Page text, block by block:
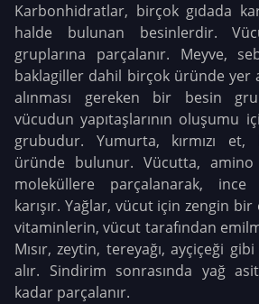
Karbonhidratlar, birçok gıdada
halde bulunan besinlerdir.
gruplarına parçalanır. Meyve,
baklagiller dahil birçok üründe yer
alınması gereken bir besin
vücudun yapıtaşlarının oluşumu
grubudur. Yumurta, kırmızı
üründe bulunur. Vücutta,
moleküllere parçalanarak, ince
karışır. Yağlar, vücut için zengin bir
vitaminlerin, vücut tarafından
Mısır, zeytin, tereyağı, ayçiçeği
alır. Sindirim sonrasında yağ
kadar parçalanır.